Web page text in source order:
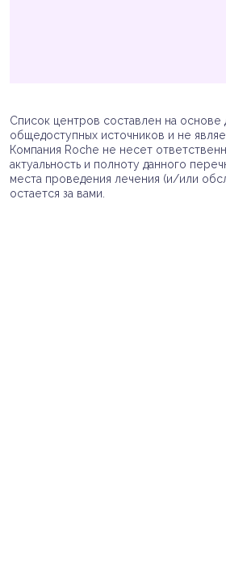
Список центров составлен на основе
общедоступных источников и не
Компания Roche не несет
актуальность и полноту данного
места проведения лечения (и/или
остается за вами.